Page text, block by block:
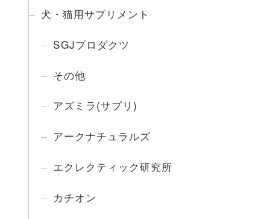
犬・猫用サプリメント
SGJプロダクツ
その他
アズミラ(サプリ)
アークナチュラルズ
エクレクティック研究所
カチオン